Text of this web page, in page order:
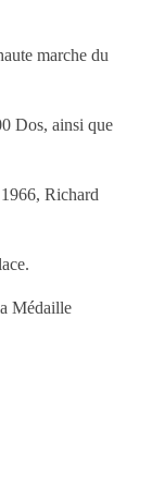
marche du
Dos, ainsi que
Richard
Médaille